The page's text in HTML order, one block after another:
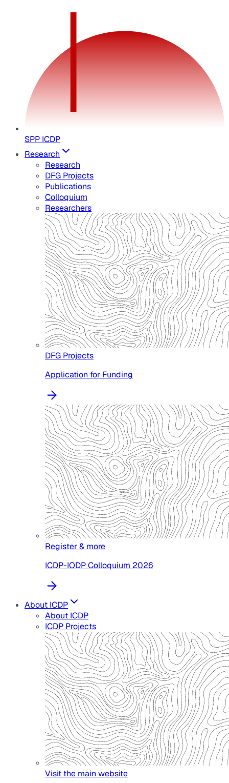
SPP ICDP
Research
Research
DFG Projects
Publications
Colloquium
Researchers
DFG Projects
Application for Funding
Register & more
ICDP-IODP Colloquium 2026
About ICDP
About ICDP
ICDP Projects
Visit the main website